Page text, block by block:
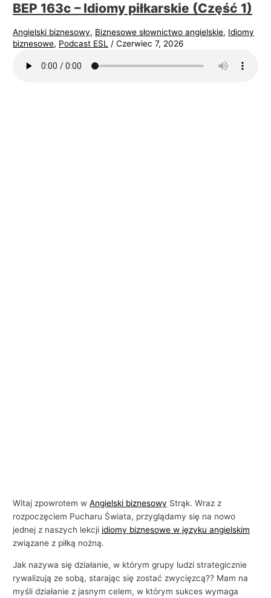
BEP 163c – Idiomy piłkarskie (Część 1)
Angielski biznesowy, Biznesowe słownictwo angielskie, Idiomy
biznesowe, Podcast ESL /Czerwiec 7, 2026
Witaj zpowrotem wAngielski biznesowy Strąk. Wraz z
rozpoczęciem Pucharu Świata, przyglądamy się na nowo
jednej z naszych lekcji idiomy biznesowe w języku angielskim
związane z piłką nożną.
Jak nazywa się działanie, w którym grupy ludzi strategicznie
rywalizują ze sobą, starając się zostać zwycięzcą?? Mam na
myśli działanie z jasnym celem, w którym sukces wymaga